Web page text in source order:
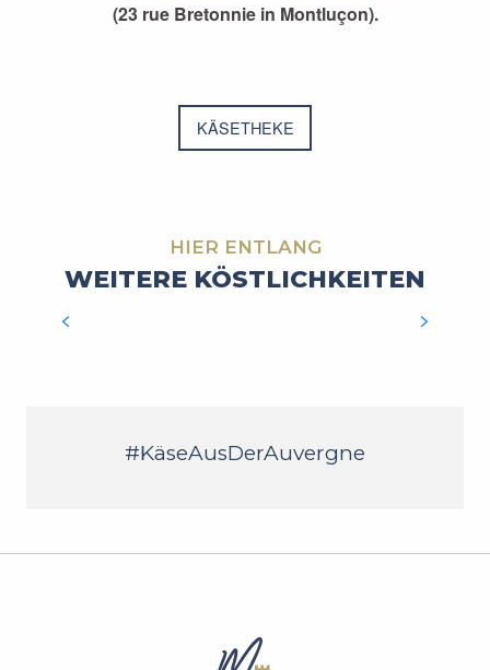
(23 rue Bretonnie in Montluçon).
KÄSETHEKE
HIER ENTLANG
WEITERE KÖSTLICHKEITEN
#KäseAusDerAuvergne